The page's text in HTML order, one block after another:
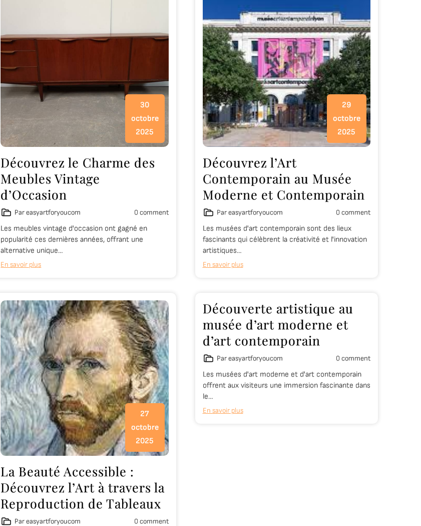
30
octobre
2025
Découvrez le Charme des
Meubles Vintage
d’Occasion
Par easyartforyoucom 0 comment
Les meubles vintage d'occasion ont gagné en
popularité ces dernières années, offrant une
alternative unique…
En savoir plus
29
octobre
2025
Découvrez l’Art
Contemporain au Musée
Moderne et Contemporain
Par easyartforyoucom 0 comment
Les musées d'art contemporain sont des lieux
fascinants qui célèbrent la créativité et l'innovation
artistiques…
En savoir plus
27
octobre
2025
La Beauté Accessible :
Découvrez l’Art à travers la
Reproduction de Tableaux
Par easyartforyoucom 0 comment
Découverte artistique au
musée d’art moderne et
d’art contemporain
Par easyartforyoucom 0 comment
Les musées d'art moderne et d'art contemporain
offrent aux visiteurs une immersion fascinante dans
le…
En savoir plus